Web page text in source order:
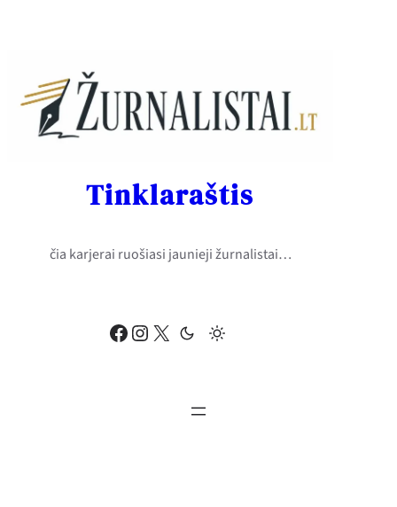
Facebook Instagram X
Tinklaraštis
čia karjerai ruošiasi jaunieji žurnalistai…